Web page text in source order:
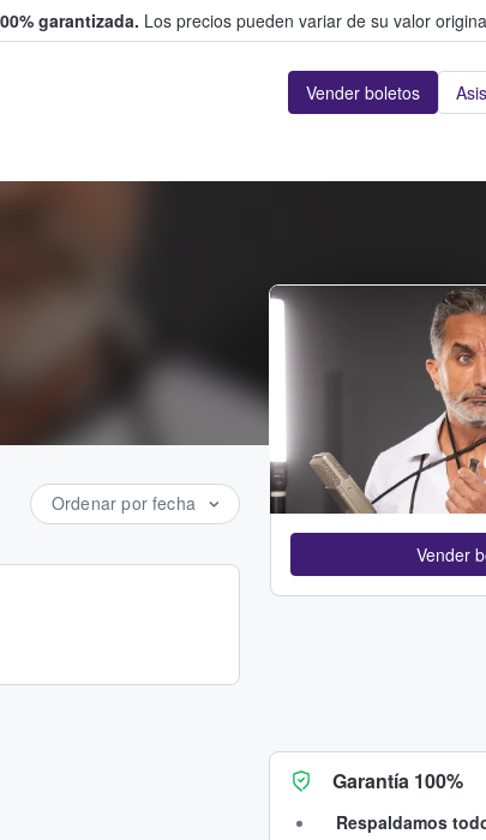
garantizada. Los precios pueden variar de su valor
Vender boletos
Ordenar por fecha
Vender
Garantía 100%
Respaldamos